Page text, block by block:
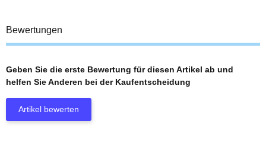
Bewertungen
Geben Sie die erste Bewertung für diesen Artikel ab und
helfen Sie Anderen bei der Kaufentscheidung
Artikel bewerten